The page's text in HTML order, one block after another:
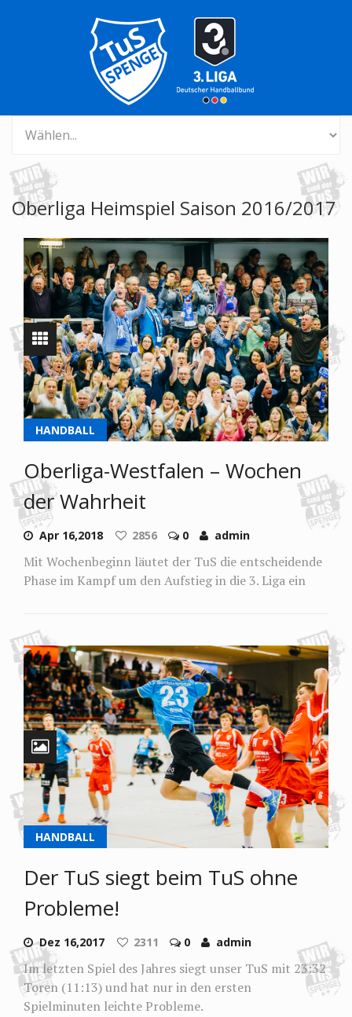
Oberliga Heimspiel Saison 2016/2017
HANDBALL
Oberliga-Westfalen – Wochen
der Wahrheit
Apr 16,2018 2856 0 admin
Mit Wochenbeginn läutet der TuS die entscheidende
Phase im Kampf um den Aufstieg in die 3. Liga ein
HANDBALL
Der TuS siegt beim TuS ohne
Probleme!
Dez 16,2017 2311 0 admin
Im letzten Spiel des Jahres siegt unser TuS mit 23:32
Toren (11:13) und hat nur in den ersten
Spielminuten leichte Probleme.